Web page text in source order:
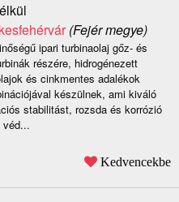
(Fejér megye)
ipari turbinaolaj gőz- és
részére, hidrogénezett
és cinkmentes adalékok
készülnek, ami kiváló
stabilitást, rozsda és korrózió
véd...
Kedvencekbe